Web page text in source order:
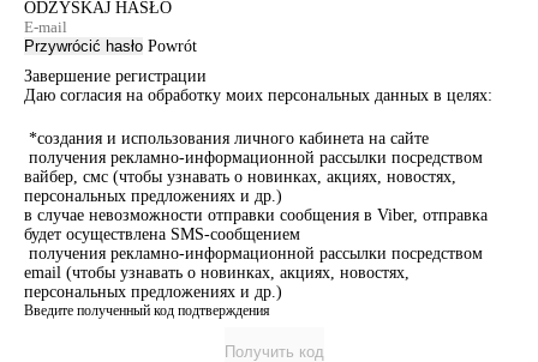
ODZYSKAJ HASŁO
Przywrócić hasło Powrót
Завершение регистрации
Даю согласия на обработку моих персональных данных в целях:
*создания и использования личного кабинета на сайте
получения рекламно-информационной рассылки посредством
вайбер, смс (чтобы узнавать о новинках, акциях, новостях,
персональных предложениях и др.)
в случае невозможности отправки сообщения в Viber, отправка
будет осуществлена SMS-сообщением
получения рекламно-информационной рассылки посредством
email (чтобы узнавать о новинках, акциях, новостях,
персональных предложениях и др.)
Введите полученный код подтверждения
Получить код